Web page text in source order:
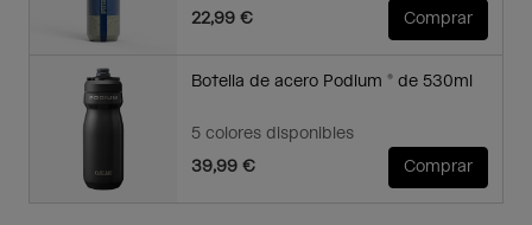
22,99 € Comprar
Botella de acero Podium ® de 530ml
5 colores disponibles
39,99 €
Comprar